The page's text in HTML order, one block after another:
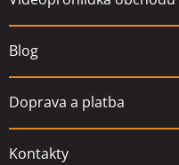
Blog
Doprava a platba
Kontakty